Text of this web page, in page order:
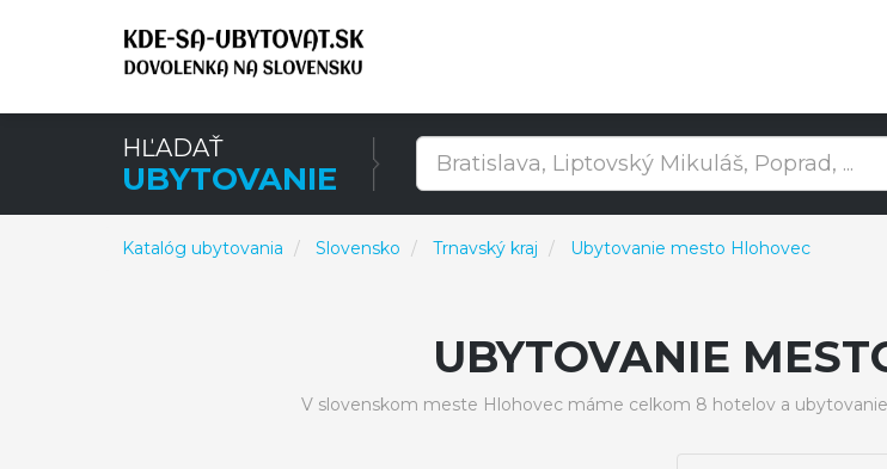
HĽADAŤ
UBYTOVANIE
Katalóg ubytovania Slovensko Trnavský kraj Ubytovanie mesto Hlohovec
UBYTOVANIE
V slovenskom meste Hlohovec máme celkom 8 hotelov a